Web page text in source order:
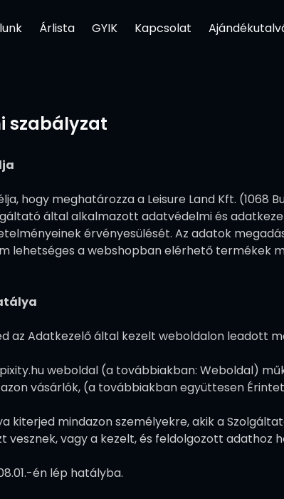
Árlista GYIK Kapcsolat
szabályzat
hogy meghatározza a Leisure Land Kft. (1068
által alkalmazott adatvédelmi és
érvényesülését. Az adatok
lehetséges a webshopban elérhető termékek
az Adatkezelő által kezelt weboldalon leadott
weboldal (a továbbiakban: Weboldal)
vásárlók, (a továbbiakban együttesen
kiterjed mindazon személyekre, akik a
vesznek, vagy a kezelt, és feldolgozott adathoz
én lép hatályba.